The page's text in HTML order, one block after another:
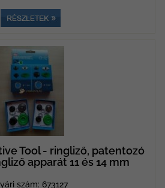
Tool - ringliző, patentozó
apparát 11 és 14 mm
szám: 673127